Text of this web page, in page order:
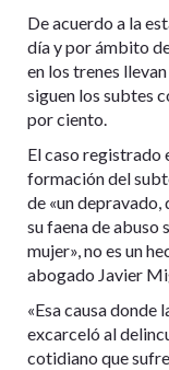
De acuerdo a la
día y por ámbito
en los trenes
siguen los subtes
por ciento.
El caso registrado
formación del
de «un
su faena de abuso
mujer», no es un
abogado Javier
«Esa causa
excarceló al
cotidiano que